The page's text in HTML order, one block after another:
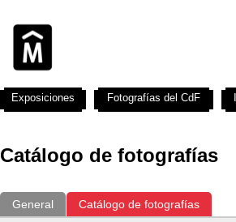
Catálogo de fotografías
General Catálogo de fotografías
Exposiciones Fotografías del CdF